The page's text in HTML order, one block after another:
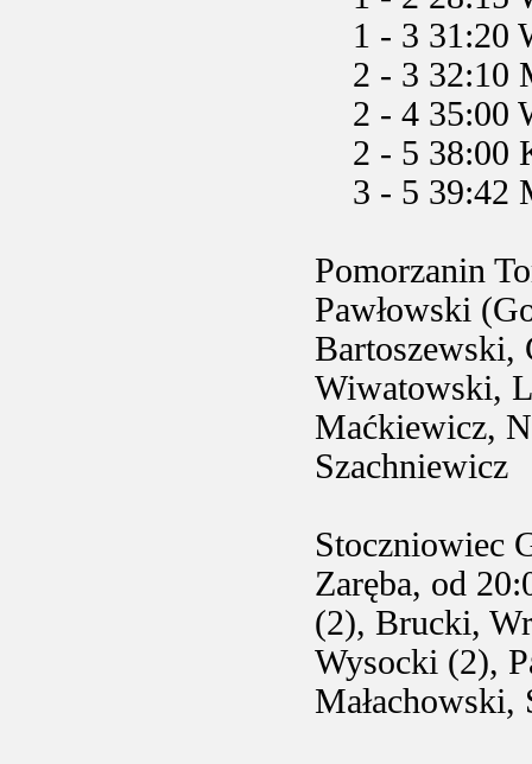
1 - 3 31:20
2 - 3 32:10
2 - 4 35:00
2 - 5 38:00
3 - 5 39:42
Pomorzanin
Pawłowski
Bartoszewski,
Wiwatowski,
Maćkiewicz,
Szachniewicz
Stoczniowiec
Zaręba, od
(2), Brucki,
Wysocki (2),
Małachowski,